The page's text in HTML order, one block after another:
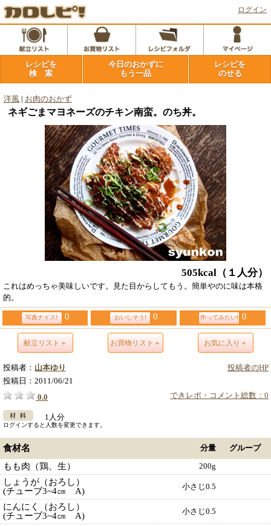
ログイン
レシピを
検 索
今日のおかずに
もう一品
レシピを
のせる
洋風 お肉のおかず
ネギごまマヨネーズのチキン南蛮。のち丼。
505kcal （１人分）
これはめっちゃ美味しいです。見た目からしてもう。簡単やのに味は本格
的。
写真ナイス! 0 おいしそう! 0 作ってみたい! 0
献立リスト＋ お買物リスト＋ お気に入り＋
投稿者のHP
投稿者： 山本ゆり
投稿日： 2011/06/21
できレポ・コメント総数：0
0.0
1人分
ログインすると人数を変更できます。
食材名 分量 グループ
もも肉（鶏、生） 200g
しょうが（おろし）
(チューブ3~4㎝ A)
小さじ0.5
にんにく（おろし）
(チューブ3~4㎝ A)
小さじ0.5